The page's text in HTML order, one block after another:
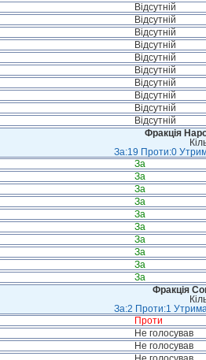
Відсутній
Відсутній
Відсутній
Відсутній
Відсутній
Відсутній
Відсутній
Відсутній
Відсутній
Відсутній
Фракція
За:19 Проти:0
За
За
За
За
За
За
За
За
За
За
Фракція
За:2 Проти:1
Проти
Не голосував
Не голосував